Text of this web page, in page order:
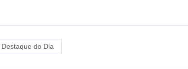
Destaque do Dia